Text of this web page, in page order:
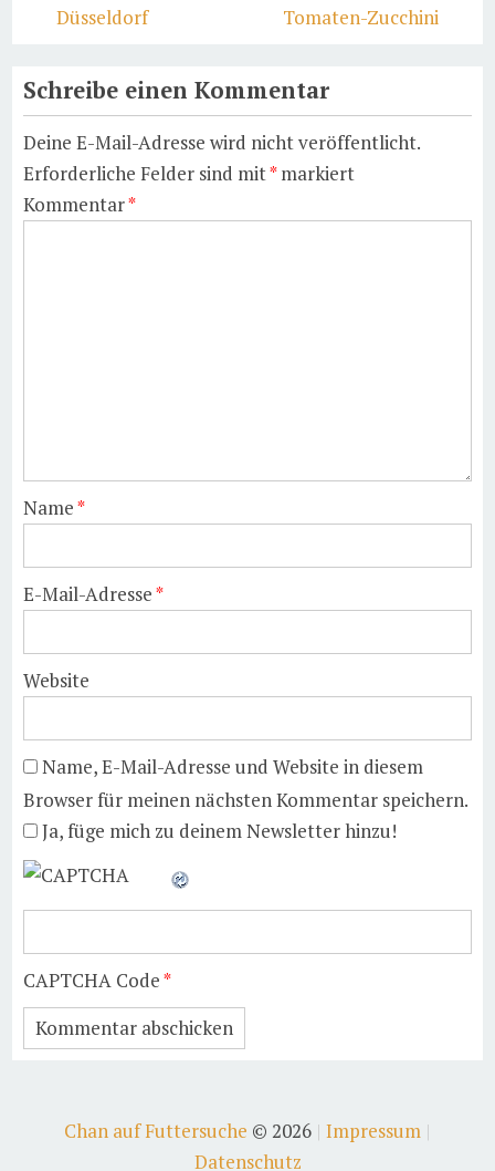
Düsseldorf
Tomaten-Zucchini
Schreibe einen Kommentar
Deine E-Mail-Adresse wird nicht veröffentlicht.
Erforderliche Felder sind mit*markiert
Kommentar*
Name*
E-Mail-Adresse*
Website
Name, E-Mail-Adresse und Website in diesem
Browser für meinen nächsten Kommentar speichern.
Ja, füge mich zu deinem Newsletter hinzu!
CAPTCHA Code*
Chan auf Futtersuche © 2026 Impressum
Datenschutz